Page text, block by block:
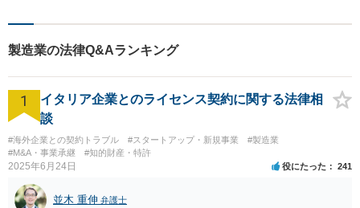
が望ましいのかを共に考えま
さい！【プライバシー完備】
製造業の法律Q&Aランキング
1
イタリア企業とのライセンス契約に関する法律相
談
#海外企業との契約トラブル #スタートアップ・新規事業
#製造業
#M&A・事業承継
#知的財産・特許
2025年6月24日 役にたった 241
並木 重伸 弁護士